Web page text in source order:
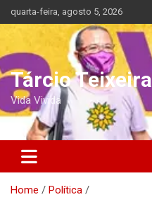
to
quarta-feira, agosto 5, 2026
Tárcio Teixeira
Vida Vivida
Home
Política